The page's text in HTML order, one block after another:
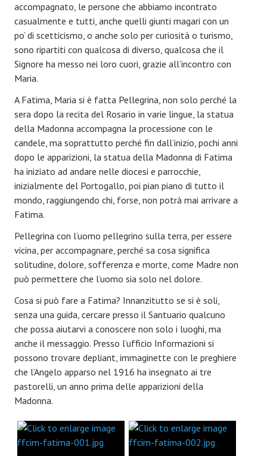
EVENTI
CONTATTI
accompagnato, le persone che abbiamo incontrato
casualmente e tutti, anche quelli giunti magari con un
po’ di scetticismo, o anche solo per curiosità o turismo,
sono ripartiti con qualcosa di diverso, qualcosa che il
Signore ha messo nei loro cuori, grazie all’incontro con
Maria.
A Fatima, Maria si è fatta Pellegrina, non solo perché la
sera dopo la recita del Rosario in varie lingue, la statua
della Madonna accompagna la processione con le
candele, ma soprattutto perché fin dall’inizio, pochi anni
dopo le apparizioni, la statua della Madonna di Fatima
ha iniziato ad andare nelle diocesi e parrocchie,
inizialmente del Portogallo, poi pian piano di tutto il
mondo, raggiungendo chi, forse, non potrà mai arrivare a
Fatima.
Pellegrina con l’uomo pellegrino sulla terra, per essere
vicina, per accompagnare, perché sa cosa significa
solitudine, dolore, sofferenza e morte, come Madre non
può permettere che l’uomo sia solo nel dolore.
Cosa si può fare a Fatima? Innanzitutto se si è soli,
senza una guida, cercare presso il Santuario qualcuno
che possa aiutarvi a conoscere non solo i luoghi, ma
anche il messaggio. Presso l’ufficio Informazioni si
possono trovare depliant, immaginette con le preghiere
che l’Angelo apparso nel 1916 ha insegnato ai tre
pastorelli, un anno prima delle apparizioni della
Madonna.